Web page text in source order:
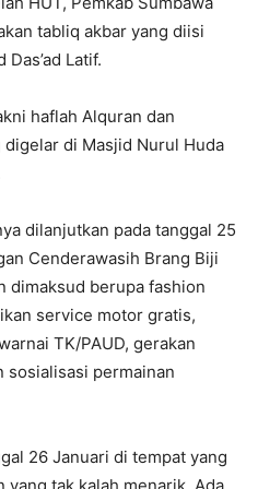
tabliq akbar yang diisi
Latif.
haflah Alquran dan
di Masjid Nurul Huda
dilanjutkan pada tanggal 25
Cenderawasih Brang Biji
dimaksud berupa fashion
service motor gratis,
TK/PAUD, gerakan
sosialisasi permainan
26 Januari di tempat yang